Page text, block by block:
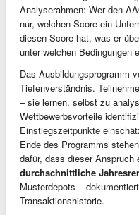
Analyserahmen: Wer den
nur, welchen Score ein
diesen Score hat, was er
unter welchen Bedingungen
Das Ausbildungsprogramm
Tiefenverständnis.
– sie lernen, selbst zu
Wettbewerbsvorteile
Einstiegszeitpunkte
Ende des Programms
dafür, dass dieser Anspruch
durchschnittliche
Musterdepots –
Transaktionshistorie.